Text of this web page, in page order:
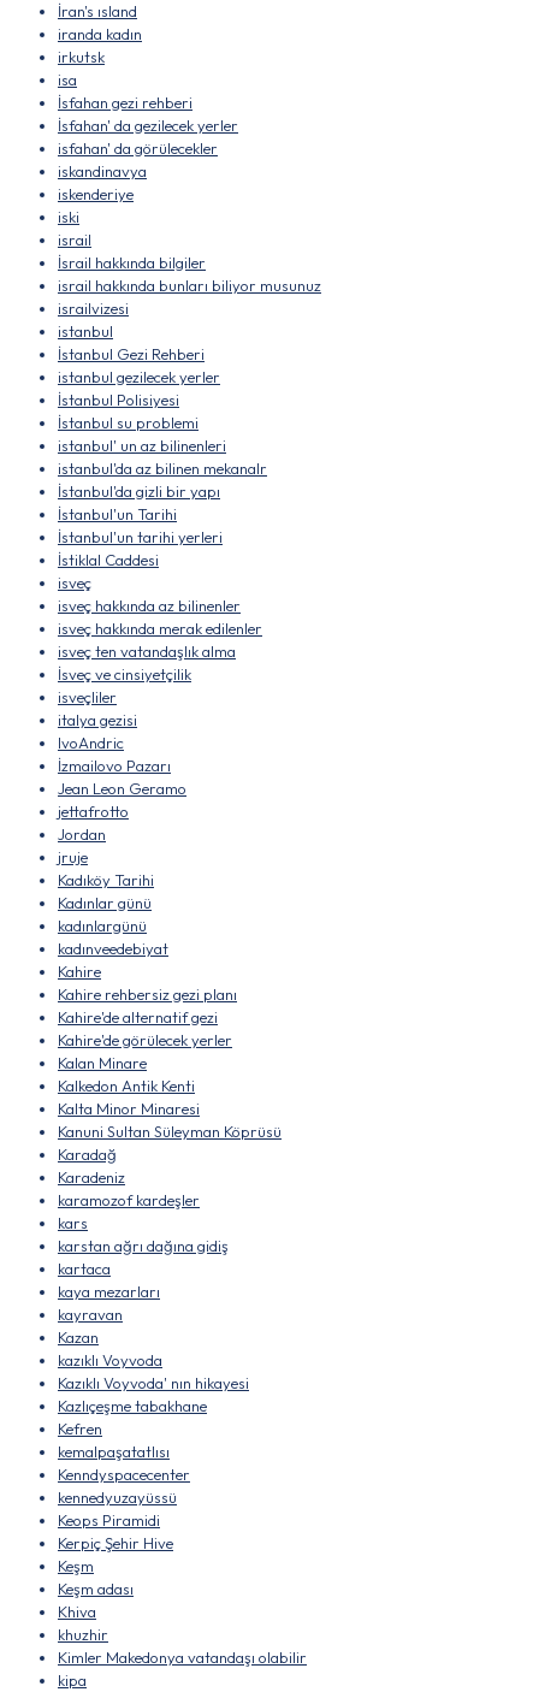
İran's ısland
iranda kadın
irkutsk
isa
İsfahan gezi rehberi
İsfahan' da gezilecek yerler
isfahan' da görülecekler
iskandinavya
iskenderiye
iski
israil
İsrail hakkında bilgiler
israil hakkında bunları biliyor musunuz
israilvizesi
istanbul
İstanbul Gezi Rehberi
istanbul gezilecek yerler
İstanbul Polisiyesi
İstanbul su problemi
istanbul' un az bilinenleri
istanbul'da az bilinen mekanalr
İstanbul'da gizli bir yapı
İstanbul'un Tarihi
İstanbul'un tarihi yerleri
İstiklal Caddesi
isveç
isveç hakkında az bilinenler
isveç hakkında merak edilenler
isveç ten vatandaşlık alma
İsveç ve cinsiyetçilik
isveçliler
italya gezisi
IvoAndric
İzmailovo Pazarı
Jean Leon Geramo
jettafrotto
Jordan
jruje
Kadıköy Tarihi
Kadınlar günü
kadınlargünü
kadınveedebiyat
Kahire
Kahire rehbersiz gezi planı
Kahire'de alternatif gezi
Kahire'de görülecek yerler
Kalan Minare
Kalkedon Antik Kenti
Kalta Minor Minaresi
Kanuni Sultan Süleyman Köprüsü
Karadağ
Karadeniz
karamozof kardeşler
kars
karstan ağrı dağına gidiş
kartaca
kaya mezarları
kayravan
Kazan
kazıklı Voyvoda
Kazıklı Voyvoda' nın hikayesi
Kazlıçeşme tabakhane
Kefren
kemalpaşatatlısı
Kenndyspacecenter
kennedyuzayüssü
Keops Piramidi
Kerpiç Şehir Hive
Keşm
Keşm adası
Khiva
khuzhir
Kimler Makedonya vatandaşı olabilir
kipa